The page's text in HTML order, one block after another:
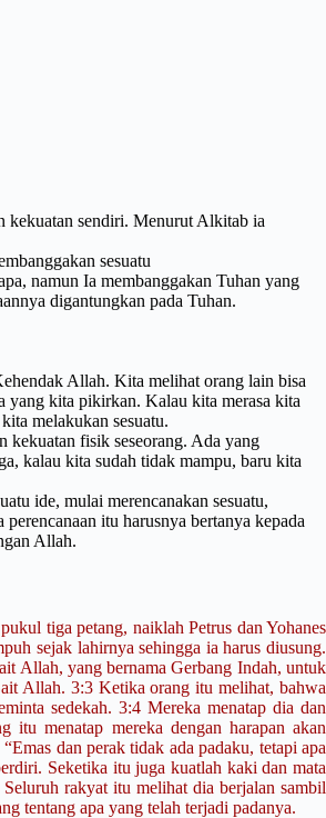
kekuatan sendiri. Menurut Alkitab ia
sesuatu
namun Ia membanggakan Tuhan yang
digantungkan pada Tuhan.
Allah. Kita melihat orang lain bisa
yang kita pikirkan. Kalau kita merasa kita
melakukan sesuatu.
kekuatan fisik seseorang. Ada yang
kalau kita sudah tidak mampu, baru kita
ide, mulai merencanakan sesuatu,
itu harusnya bertanya kepada
Allah.
tiga petang, naiklah Petrus dan Yohanes
sejak lahirnya sehingga ia harus diusung.
Allah, yang bernama Gerbang Indah, untuk
Allah. 3:3 Ketika orang itu melihat, bahwa
sedekah. 3:4 Mereka menatap dia dan
itu menatap mereka dengan harapan akan
dan perak tidak ada padaku, tetapi apa
Seketika itu juga kuatlah kaki dan mata
rakyat itu melihat dia berjalan sambil
tentang apa yang telah terjadi padanya.